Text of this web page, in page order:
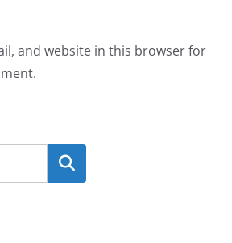
and website in this browser for
Search